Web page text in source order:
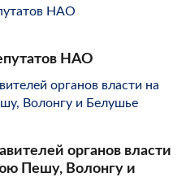
НАО
органов власти
Пешу, Волонгу и